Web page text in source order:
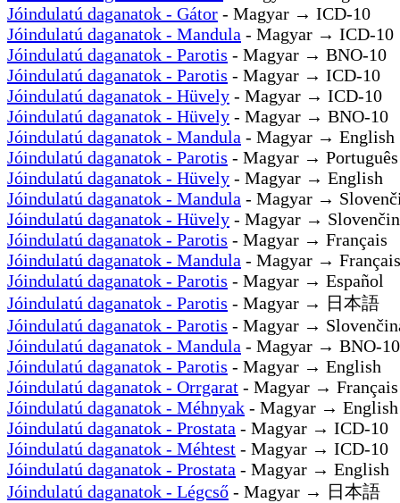
Jóindulatú daganatok - Gátor - Magyar → ICD-10
Jóindulatú daganatok - Mandula - Magyar → ICD-10
Jóindulatú daganatok - Parotis - Magyar → BNO-10
Jóindulatú daganatok - Parotis - Magyar → ICD-10
Jóindulatú daganatok - Hüvely - Magyar → ICD-10
Jóindulatú daganatok - Hüvely - Magyar → BNO-10
Jóindulatú daganatok - Mandula - Magyar → English
Jóindulatú daganatok - Parotis - Magyar → Português
Jóindulatú daganatok - Hüvely - Magyar → English
Jóindulatú daganatok - Mandula - Magyar →
Jóindulatú daganatok - Hüvely - Magyar →
Jóindulatú daganatok - Parotis - Magyar → Français
Jóindulatú daganatok - Mandula - Magyar → Français
Jóindulatú daganatok - Parotis - Magyar → Español
Jóindulatú daganatok - Parotis - Magyar → 日本語
Jóindulatú daganatok - Parotis - Magyar →
Jóindulatú daganatok - Mandula - Magyar → BNO-10
Jóindulatú daganatok - Parotis - Magyar → English
Jóindulatú daganatok - Orrgarat - Magyar → Français
Jóindulatú daganatok - Méhnyak - Magyar → English
Jóindulatú daganatok - Prostata - Magyar → ICD-10
Jóindulatú daganatok - Méhtest - Magyar → ICD-10
Jóindulatú daganatok - Prostata - Magyar → English
Jóindulatú daganatok - Légcső - Magyar → 日本語